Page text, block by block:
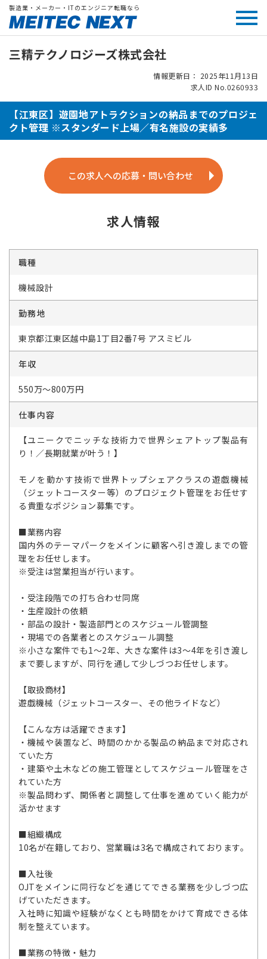
製造業・メーカー・ITのエンジニア転職なら
三精テクノロジーズ株式会社
情報更新日： 2025年11月13日
求人ID No.0260933
【江東区】遊園地アトラクションの納品までのプロジェ
クト管理 ※スタンダード上場／有名施設の実績多
この求人への応募・問い合わせ
求人情報
職種
機械設計
勤務地
東京都江東区越中島1丁目2番7号 アスミビル
年収
550万～800万円
仕事内容
【ユニークでニッチな技術力で世界シェアトップ製品有
り！／長期就業が叶う！】
モノを動かす技術で世界トップシェアクラスの遊戯機械
（ジェットコースター等）のプロジェクト管理をお任せす
る貴重なポジション募集です。
■業務内容
国内外のテーマパークをメインに顧客へ引き渡しまでの管
理をお任せします。
※受注は営業担当が行います。
・受注段階での打ち合わせ同席
・生産設計の依頼
・部品の設計・製造部門とのスケジュール管調整
・現場での各業者とのスケジュール調整
※小さな案件でも1～2年、大きな案件は3～4年を引き渡し
まで要しますが、同行を通して少しづつお任せします。
【取扱商材】
遊戯機械（ジェットコースター、その他ライドなど）
【こんな方は活躍できます】
・機械や装置など、時間のかかる製品の納品まで対応され
ていた方
・建築や土木などの施工管理としてスケジュール管理をさ
れていた方
※製品問わず、関係者と調整して仕事を進めていく能力が
活かせます
■組織構成
10名が在籍しており、営業職は3名で構成されております。
■入社後
OJTをメインに同行などを通じてできる業務を少しづつ広
げていただきます。
入社時に知識や経験がなくとも時間をかけて育成できる体
制を整えています。
■業務の特徴・魅力